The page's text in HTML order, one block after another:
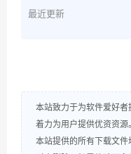
最近更新
本站致力于为软件爱好者
着力为用户提供优资资源
本站提供的所有下载文